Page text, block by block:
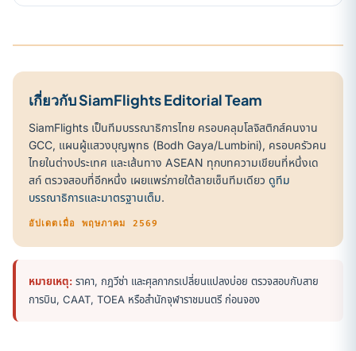
เกี่ยวกับ SiamFlights Editorial Team
SiamFlights เป็นทีมบรรณาธิการไทย ครอบคลุมโลจิสติกส์คนงาน
GCC, แผนผู้แสวงบุญพุทธ (Bodh Gaya/Lumbini), ครอบครัวคน
ไทยในต่างประเทศ และเส้นทาง ASEAN ทุกบทความเขียนที่หนึ่งเด
สก์ ตรวจสอบที่อีกหนึ่ง เผยแพร่ภายใต้ลายเซ็นทีมเดียว ดูทีม
บรรณาธิการและมาตรฐานเต็ม.
อัปเดตเมื่อ พฤษภาคม 2569
หมายเหตุ: ราคา, กฎวีซ่า และศุลกากรเปลี่ยนแปลงบ่อย ตรวจสอบกับสาย
การบิน, CAAT, TOEA หรือสำนักจุฬาราชมนตรี ก่อนจอง